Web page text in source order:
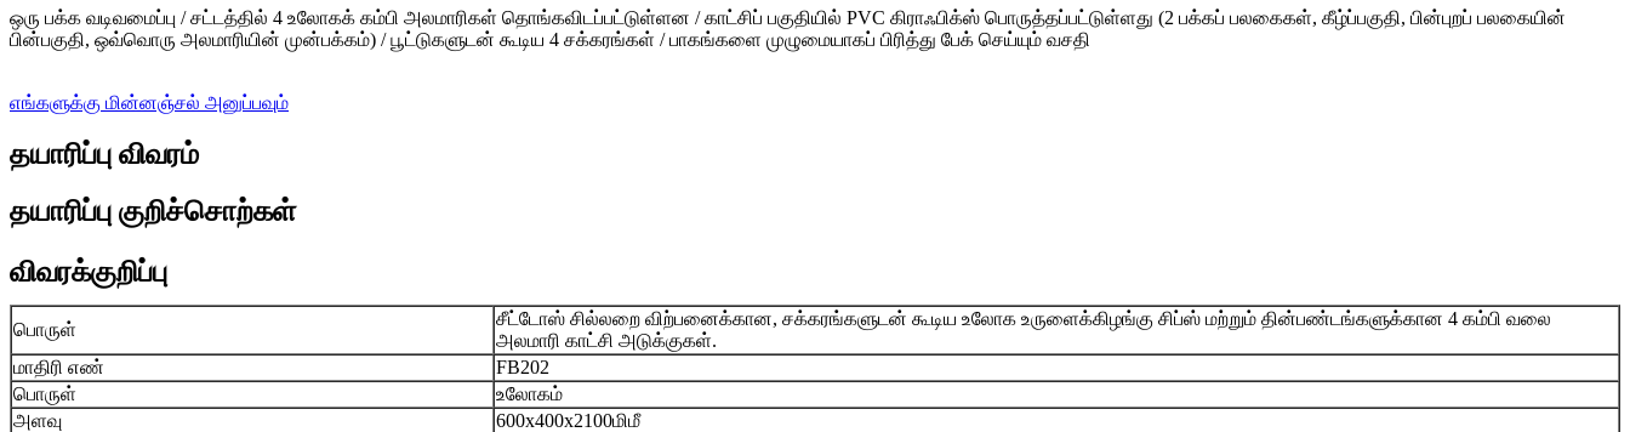
ஒரு பக்க வடிவமைப்பு / சட்டத்தில் 4 உலோகக் கம்பி அலமாரிகள் தொங்கவிடப்பட்டுள்ளன / காட்சிப் பகுதியில் PVC கிராஃபிக்ஸ் பொருத்தப்பட்டுள்ளது (2 பக்கப் பலகைகள், கீழ்ப்பகுதி, பின்புறப் பலகையின்
பின்பகுதி, ஒவ்வொரு அலமாரியின் முன்பக்கம்) / பூட்டுகளுடன் கூடிய 4 சக்கரங்கள் / பாகங்களை முழுமையாகப் பிரித்து பேக் செய்யும் வசதி
எங்களுக்கு மின்னஞ்சல் அனுப்பவும்
தயாரிப்பு விவரம்
தயாரிப்பு குறிச்சொற்கள்
விவரக்குறிப்பு
பொருள்
சீட்டோஸ் சில்லறை விற்பனைக்கான, சக்கரங்களுடன் கூடிய உலோக உருளைக்கிழங்கு சிப்ஸ் மற்றும் தின்பண்டங்களுக்கான 4 கம்பி வலை
அலமாரி காட்சி அடுக்குகள்.
மாதிரி எண்
FB202
பொருள்
உலோகம்
அளவு
600x400x2100மிமீ